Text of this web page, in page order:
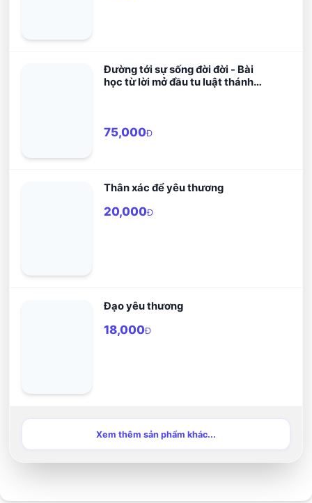
Đường tới sự sống đời đời - Bài
học từ lời mở đầu tu luật thánh
75,000Đ
Thân xác để yêu thương
20,000Đ
Đạo yêu thương
18,000Đ
Xem thêm sản phẩm khác...